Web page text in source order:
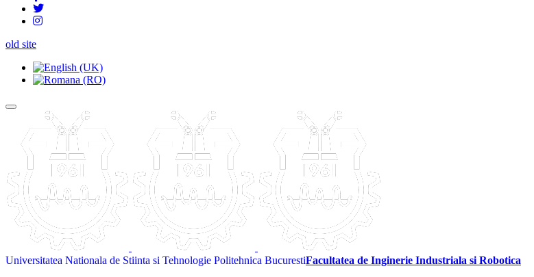
old site
Universitatea Nationala de Stiinta si Tehnologie Politehnica BucurestiFacultatea de Inginerie Industriala si Robotica